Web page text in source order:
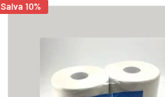
Salva 10%